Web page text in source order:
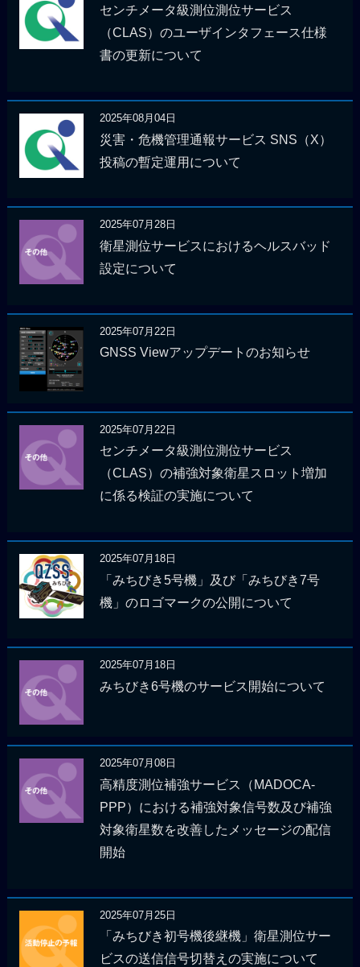
センチメータ級測位測位サービス
（CLAS）のユーザインタフェース仕様
書の更新について
2025年08月04日
災害・危機管理通報サービス SNS（X）
投稿の暫定運用について
2025年07月28日
衛星測位サービスにおけるヘルスバッド
設定について
2025年07月22日
GNSS Viewアップデートのお知らせ
2025年07月22日
センチメータ級測位測位サービス
（CLAS）の補強対象衛星スロット増加
に係る検証の実施について
2025年07月18日
「みちびき5号機」及び「みちびき7号
機」のロゴマークの公開について
2025年07月18日
みちびき6号機のサービス開始について
2025年07月08日
高精度測位補強サービス（MADOCA-
PPP）における補強対象信号数及び補強
対象衛星数を改善したメッセージの配信
開始
2025年07月25日
「みちびき初号機後継機」衛星測位サー
ビスの送信信号切替えの実施について